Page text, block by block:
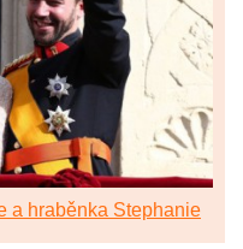
a hraběnka Stephanie